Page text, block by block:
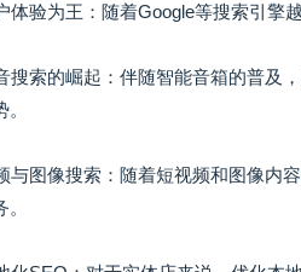
体验为王：随着Google等搜索引擎
搜索的崛起：伴随智能音箱的普及
与图像搜索：随着短视频和图像内